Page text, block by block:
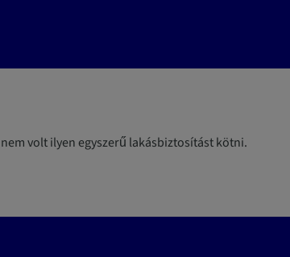
volt ilyen egyszerű lakásbiztosítást kötni.